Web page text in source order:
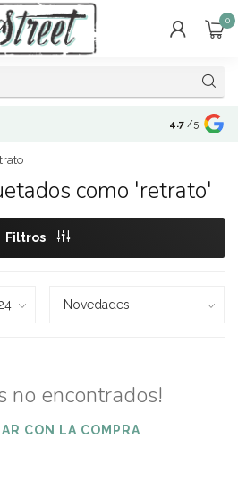
0
!Envíos a
4.7 /5
como 'retrato'
Filtros
no encontrados!
CON LA COMPRA